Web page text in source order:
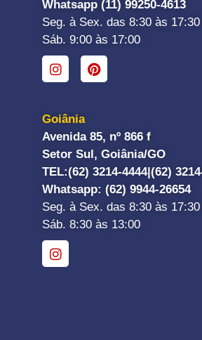
Whatsapp (11) 99250-4613
Seg. à Sex. das 8:30 às 17:30
Sáb. 9:00 às 17:00
Goiânia
Avenida 85, nº 866 f
Setor Sul, Goiânia/GO
TEL:(62) 3214-4444|(62)
Whatsapp: (62) 9944-26654
Seg. à Sex. das 8:30 às 17:30
Sáb. 8:30 às 13:00